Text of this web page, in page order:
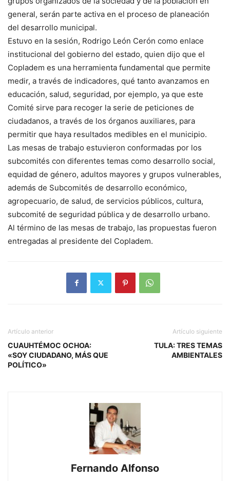
general, serán parte activa en el proceso de planeación
del desarrollo municipal.
Estuvo en la sesión, Rodrigo León Cerón como enlace
institucional del gobierno del estado, quien dijo que el
Copladem es una herramienta fundamental que permite
medir, a través de indicadores, qué tanto avanzamos en
educación, salud, seguridad, por ejemplo, ya que este
Comité sirve para recoger la serie de peticiones de
ciudadanos, a través de los órganos auxiliares, para
permitir que haya resultados medibles en el municipio.
Las mesas de trabajo estuvieron conformadas por los
subcomités con diferentes temas como desarrollo social,
equidad de género, adultos mayores y grupos vulnerables,
además de Subcomités de desarrollo económico,
agropecuario, de salud, de servicios públicos, cultura,
subcomité de seguridad pública y de desarrollo urbano.
Al término de las mesas de trabajo, las propuestas fueron
entregadas al presidente del Copladem.
Artículo anterior
CUAUHTÉMOC OCHOA:
«SOY CIUDADANO, MÁS QUE
POLÍTICO»
Artículo siguiente
TULA: TRES TEMAS
AMBIENTALES
Fernando Alfonso